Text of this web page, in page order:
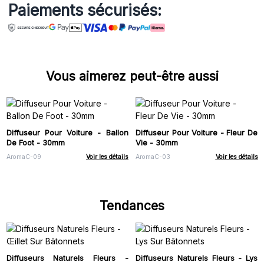
Paiements sécurisés:
Vous aimerez peut-être aussi
Diffuseur Pour Voiture - Ballon
De Foot - 30mm
AromaC-09 Voir les détails
Diffuseur Pour Voiture - Fleur De
Vie - 30mm
AromaC-03 Voir les détails
Tendances
Diffuseurs Naturels Fleurs -
Diffuseurs Naturels Fleurs - Lys